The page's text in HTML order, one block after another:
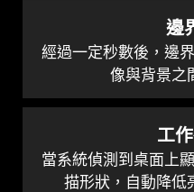
邊
經過一定秒數後，邊
像與背景之
工
當系統偵測到桌面上
描形狀，自動降低